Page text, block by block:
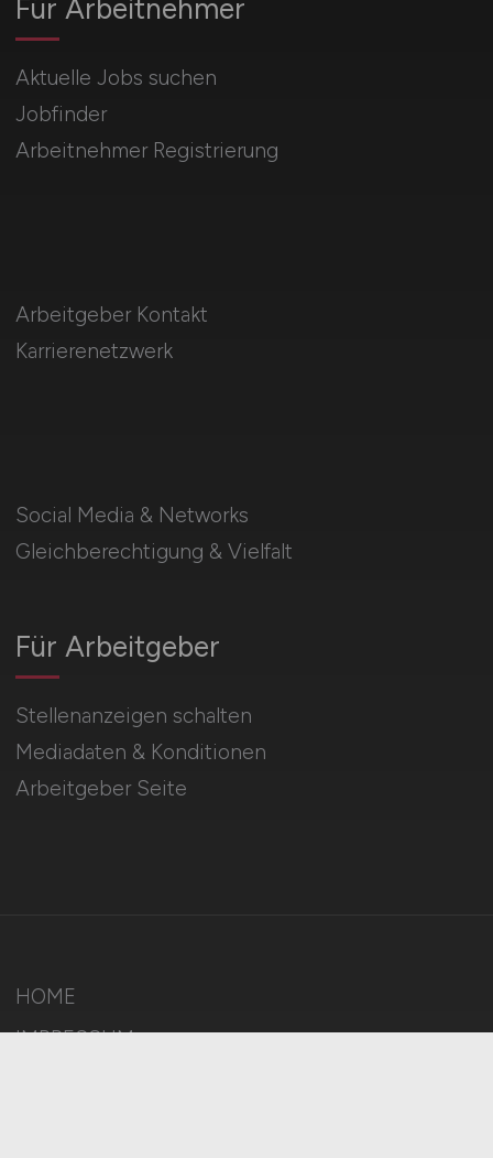
Für Arbeitnehmer
Aktuelle Jobs suchen
Jobfinder
Arbeitnehmer Registrierung
Social Media & Networks
Gleichberechtigung & Vielfalt
Für Arbeitgeber
Stellenanzeigen schalten
Mediadaten & Konditionen
Arbeitgeber Seite
Arbeitgeber Kontakt
Karrierenetzwerk
HOME
IMPRESSUM